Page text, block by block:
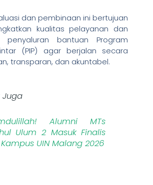
dan pembinaan ini bertujuan
kualitas pelayanan dan
bantuan Program
(PIP) agar berjalan secara
transparan, dan akuntabel.
Juga
Alumni MTs
Ulum 2 Masuk Finalis
UIN Malang 2026